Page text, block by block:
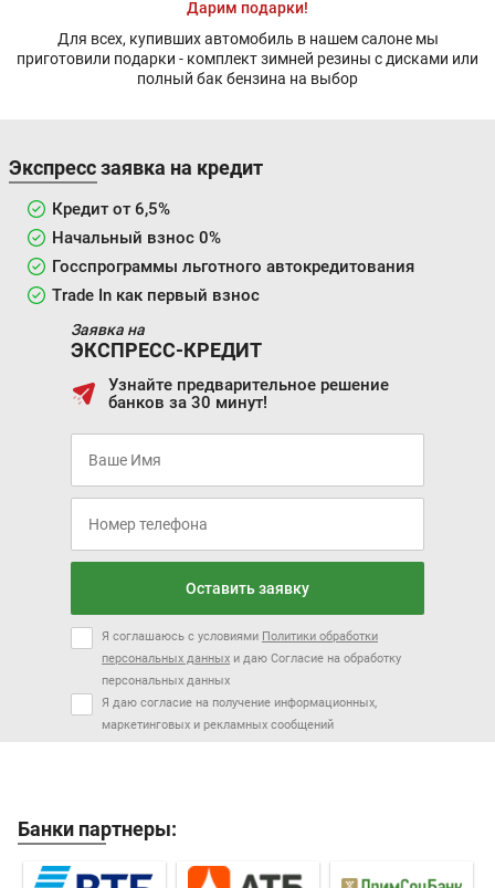
Дарим подарки!
Для всех, купивших автомобиль в нашем салоне мы
приготовили подарки - комплект зимней резины с дисками или
полный бак бензина на выбор
Экспресс заявка на кредит
Кредит от 6,5%
Начальный взнос 0%
Госспрограммы льготного автокредитования
Trade In как первый взнос
Заявка на
ЭКСПРЕСС-КРЕДИТ
Узнайте предварительное решение
банков за 30 минут!
Оставить заявку
Я соглашаюсь с условиями Политики обработки
персональных данных и даю Согласие на обработку
персональных данных
Я даю согласие на получение информационных,
маркетинговых и рекламных сообщений
Банки партнеры: